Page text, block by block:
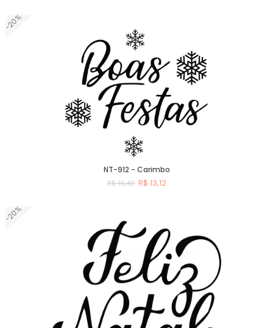
-20%
NT-912 - Carimbo
R$ 16,40 R$ 13,12
-20%